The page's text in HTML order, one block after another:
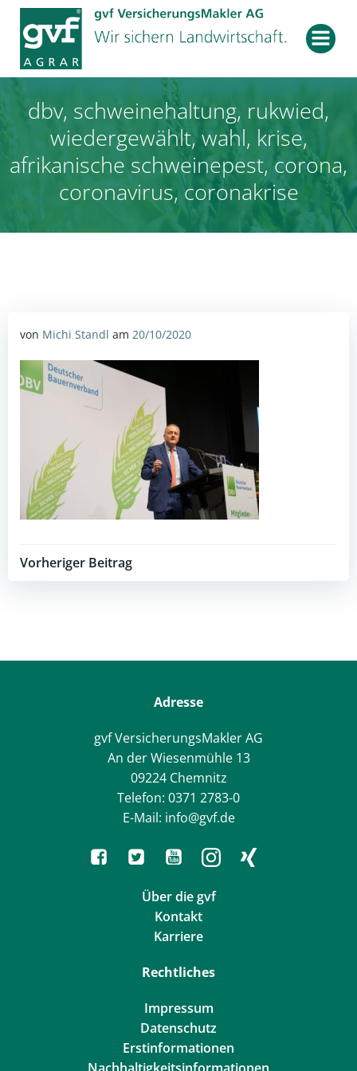
Zum
Inhalt
springen
dbv, schweinehaltung, rukwied,
wiedergewählt, wahl, krise,
afrikanische schweinepest, corona,
coronavirus, coronakrise
von Michi Standl am 20/10/2020
Post
Vorheriger Beitrag
Adresse
gvf VersicherungsMakler AG
An der Wiesenmühle 13
09224 Chemnitz
Telefon: 0371 2783-0
E-Mail: info@gvf.de
Über die gvf
Kontakt
Karriere
Rechtliches
Impressum
Datenschutz
Erstinformationen